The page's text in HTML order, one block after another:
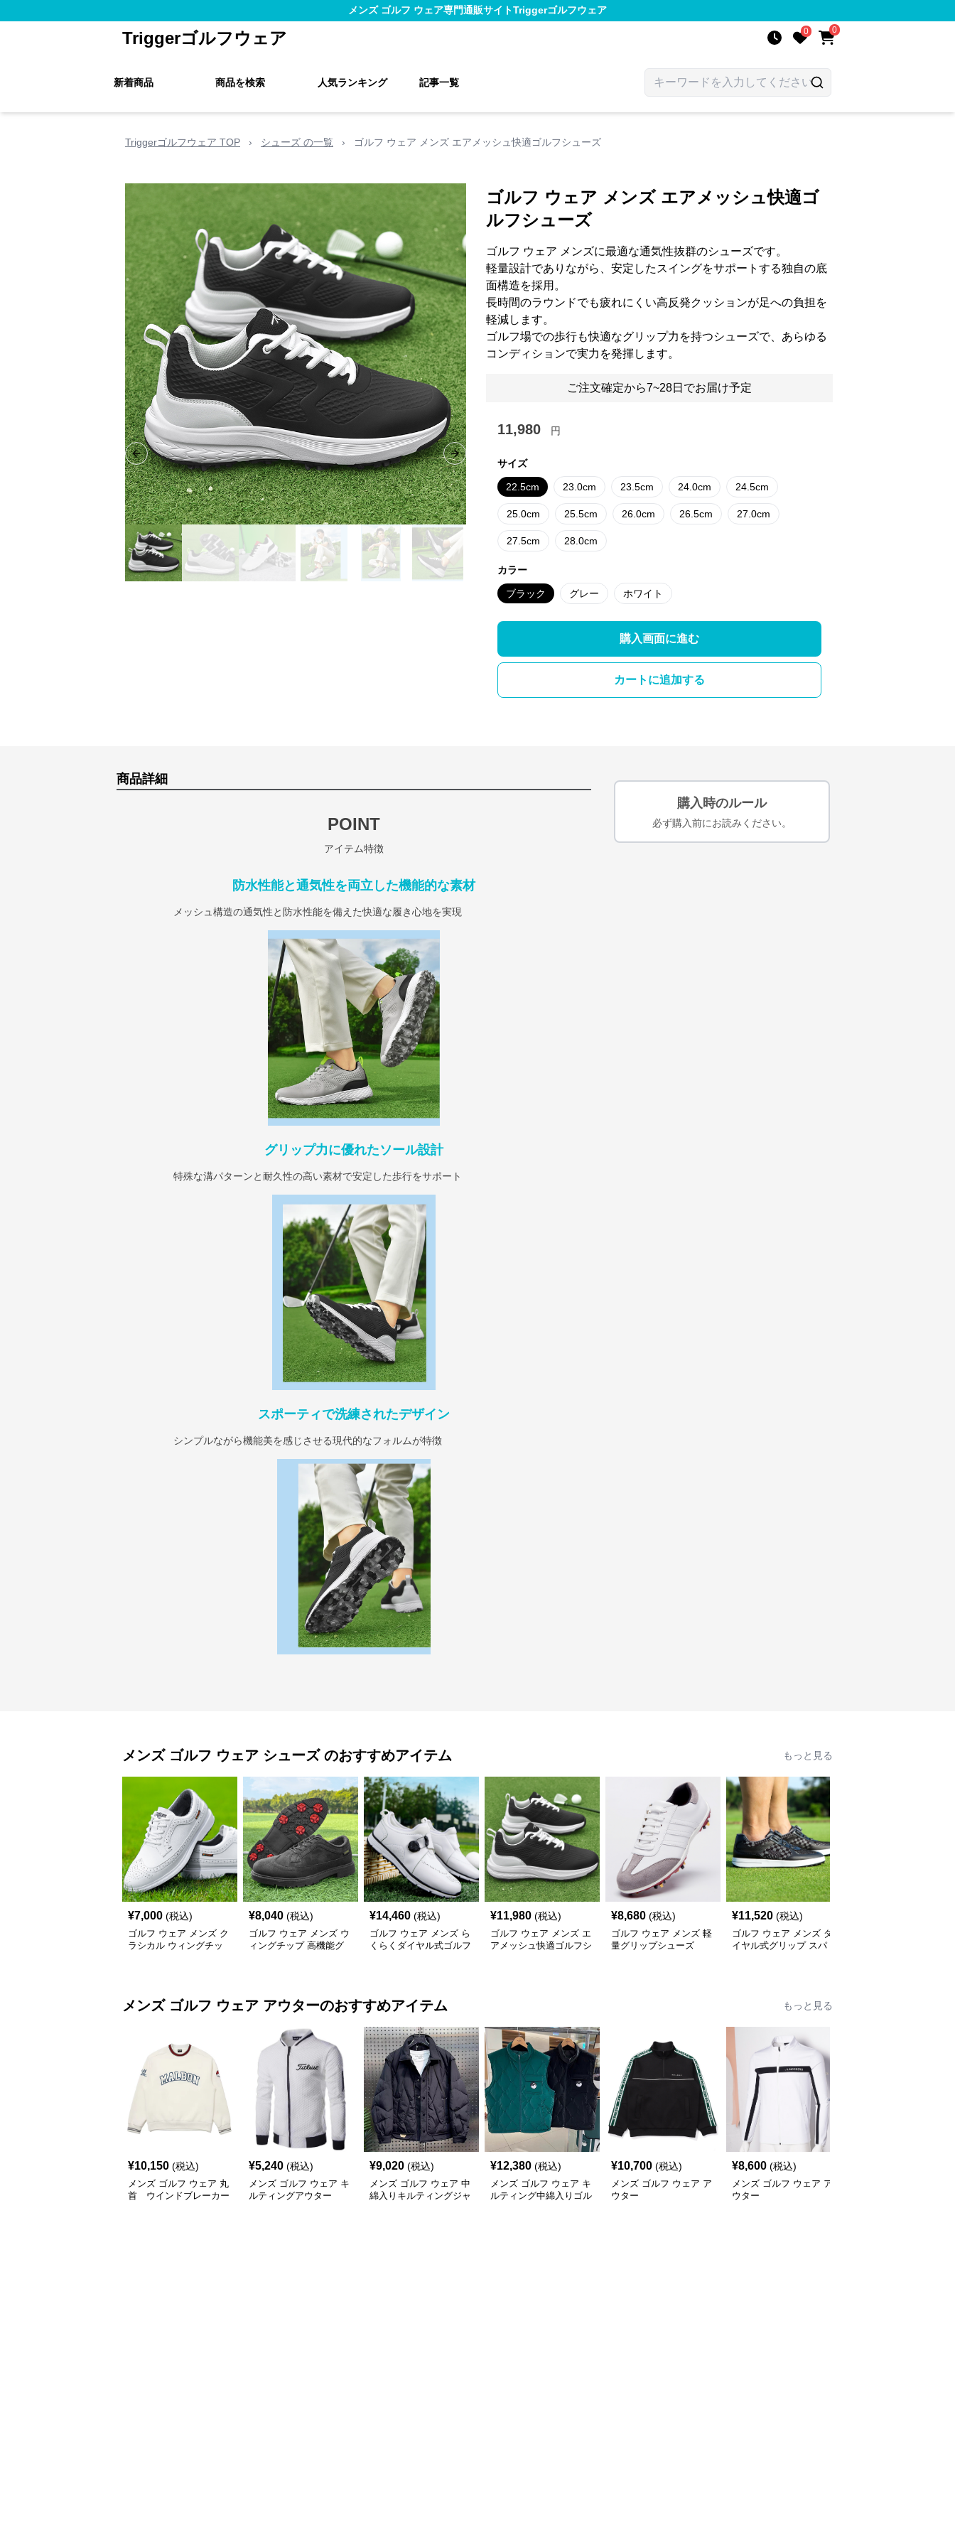
メンズ ゴルフ ウェア専門通販サイトTriggerゴルフウェア
Triggerゴルフウェア 0 0
新着商品 商品を検索 人気ランキング 記事一覧
Triggerゴルフウェア TOP › シューズ の一覧 › ゴルフ ウェア メンズ エアメッシュ快適ゴルフシューズ
Previous slide Next slide
ゴルフ ウェア メンズ エアメッシュ快適ゴ
ルフシューズ
ゴルフ ウェア メンズに最適な通気性抜群のシューズです。
軽量設計でありながら、安定したスイングをサポートする独自の底
面構造を採用。
長時間のラウンドでも疲れにくい高反発クッションが足への負担を
軽減します。
ゴルフ場での歩行も快適なグリップ力を持つシューズで、あらゆる
コンディションで実力を発揮します。
ご注文確定から7~28日でお届け予定
11,980 円
サイズ
22.5cm 23.0cm 23.5cm 24.0cm 24.5cm
25.0cm 25.5cm 26.0cm 26.5cm 27.0cm
27.5cm 28.0cm
カラー
ブラック グレー ホワイト
購入画面に進む
カートに追加する
商品詳細
POINT
アイテム特徴
防水性能と通気性を両立した機能的な素材
メッシュ構造の通気性と防水性能を備えた快適な履き心地を実現
グリップ力に優れたソール設計
特殊な溝パターンと耐久性の高い素材で安定した歩行をサポート
スポーティで洗練されたデザイン
シンプルながら機能美を感じさせる現代的なフォルムが特徴
購入時のルール
必ず購入前にお読みください。
メンズ ゴルフ ウェア シューズ のおすすめアイテム もっと見る
¥7,000 (税込)
ゴルフ ウェア メンズ ク
ラシカル ウィングチッ
¥8,040 (税込)
ゴルフ ウェア メンズ ウ
ィングチップ 高機能グ
¥14,460 (税込)
ゴルフ ウェア メンズ ら
くらくダイヤル式ゴルフ
¥11,980 (税込)
ゴルフ ウェア メンズ エ
アメッシュ快適ゴルフシ
¥8,680 (税込)
ゴルフ ウェア メンズ 軽
量グリップシューズ
¥11,520 (税込)
ゴルフ ウェア メンズ ダ
イヤル式グリップ スパ
メンズ ゴルフ ウェア アウターのおすすめアイテム もっと見る
¥10,150 (税込)
メンズ ゴルフ ウェア 丸
首 ウインドブレーカー
¥5,240 (税込)
メンズ ゴルフ ウェア キ
ルティングアウター
¥9,020 (税込)
メンズ ゴルフ ウェア 中
綿入りキルティングジャ
¥12,380 (税込)
メンズ ゴルフ ウェア キ
ルティング中綿入りゴル
¥10,700 (税込)
メンズ ゴルフ ウェア ア
ウター
¥8,600 (税込)
メンズ ゴルフ ウェア ア
ウター